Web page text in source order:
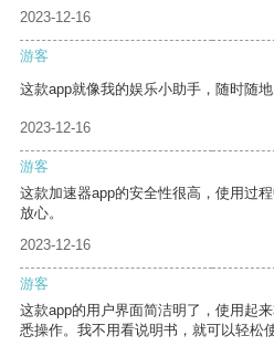
2023-12-16
游客
这款app就像我的娱乐小助手，随时随地
2023-12-16
游客
这款加速器app的安全性很高，使用过
放心。
2023-12-16
游客
这款app的用户界面简洁明了，使用起
悉操作。我不用看说明书，就可以轻松